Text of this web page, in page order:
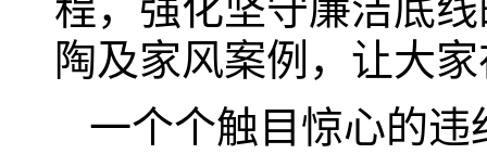
陶及家风案例，让大
一个个触目惊心的